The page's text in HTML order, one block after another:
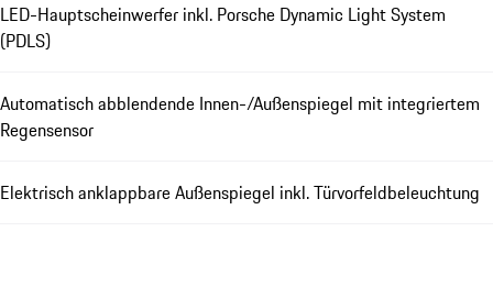
LED-Hauptscheinwerfer inkl. Porsche Dynamic Light System
(PDLS)
Automatisch abblendende Innen-/Außenspiegel mit integriertem
Regensensor
Elektrisch anklappbare Außenspiegel inkl. Türvorfeldbeleuchtung